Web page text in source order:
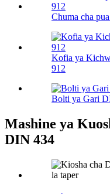
Chuma cha
Kofia ya
912
Bolti ya Gari
Mashine ya
DIN 434